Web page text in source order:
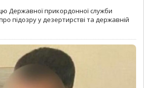
Державної прикордонної служби
підозру у дезертирстві та державній